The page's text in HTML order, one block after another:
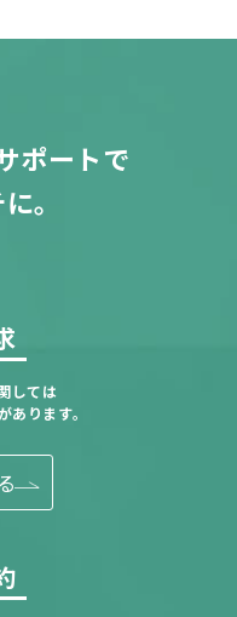
ポートで
。
しては
あります。